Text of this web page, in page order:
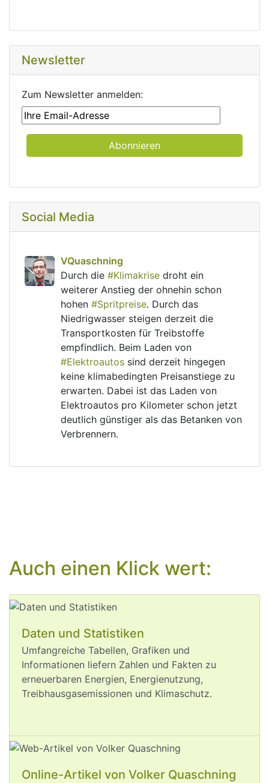
Newsletter
Zum Newsletter anmelden:
Social Media
VQuaschning avatar
VQuaschning
Durch die #Klimakrise droht ein
weiterer Anstieg der ohnehin schon
hohen #Spritpreise. Durch das
Niedrigwasser steigen derzeit die
Transportkosten für Treibstoffe
#Elektroautos sind derzeit hingegen
keine klimabedingten Preisanstiege zu
erwarten. Dabei ist das Laden von
Elektroautos pro Kilometer schon jetzt
deutlich günstiger als das Betanken von
Verbrennern.
Ich war am #Rhein, aber der Rhein ist
weg. 🫨
Die langfristige globale
liegt noch unter 1,5°C und überall sind
#Klimakrise zu sehen:
Gestörte Lieferketten durch
#Niedrigwasser in Europa, extreme
oder 3°C aussieht, oder nutzen wir die
Chancen, die wirksamer #Klimaschutz
Auch einen Klick wert:
Daten und Statistiken
Umfangreiche Tabellen, Grafiken und
Informationen liefern Zahlen und Fakten zu
erneuerbaren Energien, Energienutzung,
Treibhausgasemissionen und Klimaschutz.
Online-Artikel von Volker Quaschning